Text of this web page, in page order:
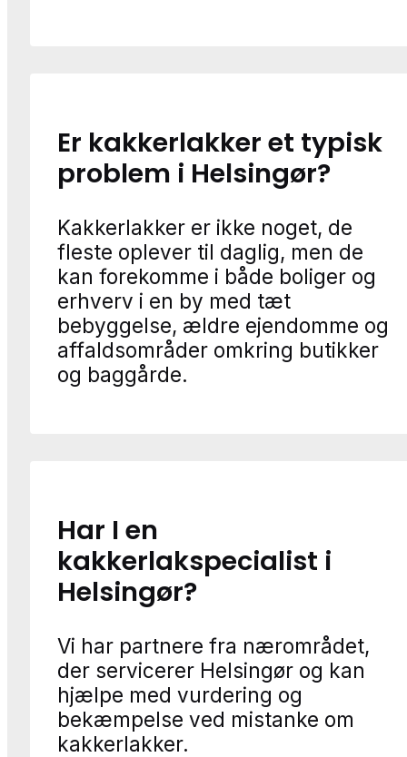
Er kakkerlakker et typisk
problem i Helsingør?
Kakkerlakker er ikke noget, de
fleste oplever til daglig, men de
kan forekomme i både boliger og
erhverv i en by med tæt
bebyggelse, ældre ejendomme og
affaldsområder omkring butikker
og baggårde.
Har I en
kakkerlakspecialist i
Helsingør?
Vi har partnere fra nærområdet,
der servicerer Helsingør og kan
hjælpe med vurdering og
bekæmpelse ved mistanke om
kakkerlakker.